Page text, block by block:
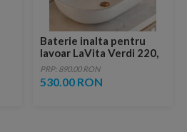
Baterie inalta pentru
lavoar LaVita Verdi 220,
fara ventil, brushed
copper
PRP: 890.00 RON
530.00 RON